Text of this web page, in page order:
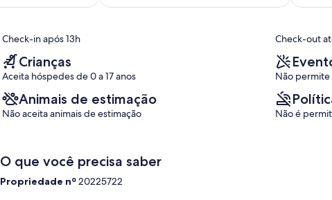
Check-in após 13h Check-out
Crianças
Aceita hóspedes de 0 a 17 anos Não permite
Animais de estimação
Não aceita animais de estimação Não é
O que você precisa saber
Propriedade nº20225722